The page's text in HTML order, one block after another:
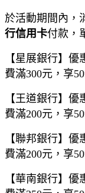
於活動期間內，
行信用卡付款，
【星展銀行】
費滿300元，享
【王道銀行】
費滿200元，享
【聯邦銀行】
費滿200元，享
【華南銀行】